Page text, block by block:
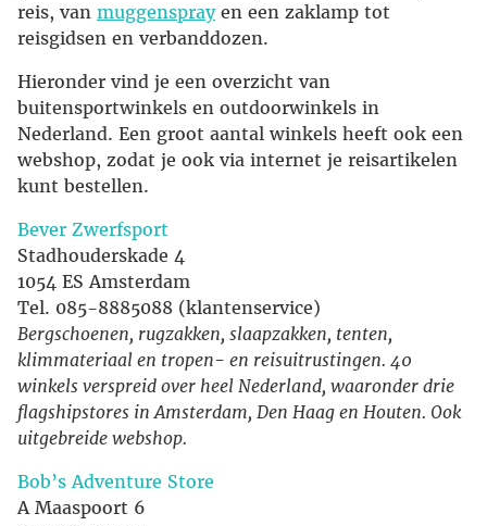
reis, van muggensprayen een zaklamp tot
reisgidsen en verbanddozen.
Hieronder vind je een overzicht van
buitensportwinkels en outdoorwinkels in
Nederland. Een groot aantal winkels heeft ook een
webshop, zodat je ook via internet je reisartikelen
kunt bestellen.
Bever Zwerfsport
Stadhouderskade 4
1054 ES Amsterdam
Tel. 085-8885088 (klantenservice)
Bergschoenen, rugzakken, slaapzakken, tenten,
klimmateriaal en tropen- en reisuitrustingen. 40
winkels verspreid over heel Nederland, waaronder drie
flagshipstores in Amsterdam, Den Haag en Houten. Ook
uitgebreide webshop.
Bob’s Adventure Store
A Maaspoort 6